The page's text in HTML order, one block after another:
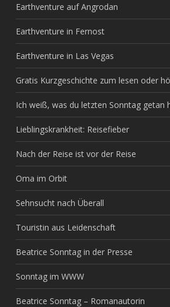
Earthventure auf Angrodan
Earthventure in Fernost
Earthventure in Las Vegas
Gratis Kurzgeschichte zum lesen oder
Ich weiß, was du letzten Sonntag getan
Lieblingskrankheit: Reisefieber
Nach der Reise ist vor der Reise
Oma im Orbit
Sehnsucht nach Überall
Touristin aus Leidenschaft
Beatrice Sonntag in der Presse
Sonntag im WWW
Beatrice Sonntag – Romanautorin